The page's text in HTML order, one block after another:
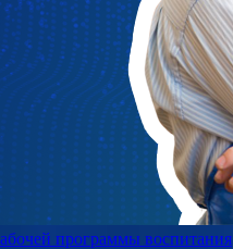
программы воспитания